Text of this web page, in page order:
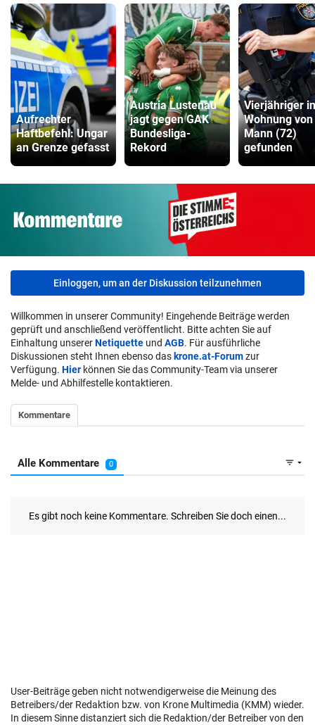
Aufrechter
Haftbefehl: Ungar
an Grenze gefasst
Austria Lustenau
jagt gegen GAK
Bundesliga-
Rekord
Vierjähriger in
Wohnung von
Mann (72)
gefunden
Einloggen, um an der Diskussion teilzunehmen
Willkommen in unserer Community! Eingehende Beiträge werden
geprüft und anschließend veröffentlicht. Bitte achten Sie auf
Einhaltung unsererNetiquette und AGB. Für ausführliche
Diskussionen steht Ihnen ebenso das krone.at-Forumzur
Verfügung. Hier können Sie das Community-Team via unserer
Melde- und Abhilfestelle kontaktieren.
User-Beiträge geben nicht notwendigerweise die Meinung des
Betreibers/der Redaktion bzw. von Krone Multimedia (KMM) wieder.
In diesem Sinne distanziert sich die Redaktion/der Betreiber von den